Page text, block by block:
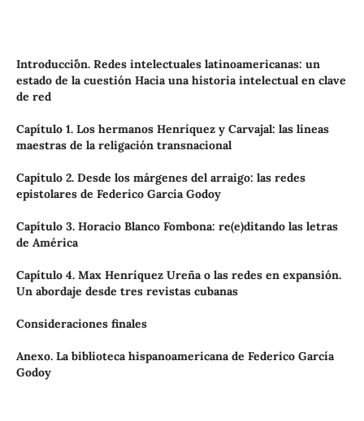
Introducci´ón. Redes intelectuales latinoamericanas: un
estado de la cuestión Hacia una historia intelectual en clave
de red
Capítulo 1. Los hermanos Henríquez y Carvajal: las líneas
maestras de la religación transnacional
Capítulo 2. Desde los márgenes del arraigo: las redes
epistolares de Federico García Godoy
Capítulo 3. Horacio Blanco Fombona: re(e)ditando las letras
de América
Capítulo 4. Max Henríquez Ureña o las redes en expansión.
Un abordaje desde tres revistas cubanas
Consideraciones finales
Anexo. La biblioteca hispanoamericana de Federico García
Godoy